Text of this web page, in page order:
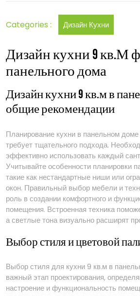
Categories : Дизайн Кухни
Дизайн кухни 9 кв.М
панельного дома
Дизайн кухни 9 кв.м в
общие рекомендации
Планирование кухни в панельном
требует тщательного подхода.
эффективно использовать каждый
Учитывайте особенности планировки
такие как нестандартные ниши или
окон. Правильный выбор мебели и
роль в создании комфортного и
помещения. Встроенная техника
а светлые тона визуально расширят
Выбор стиля и цветовой
Выбор стиля для кухни 9 кв.м в
важный этап проектирования,
настроение и функциональность